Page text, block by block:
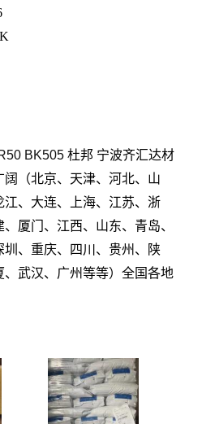
BK505 杜邦 宁波齐汇达材
（北京、天津、河北、山
江、大连、上海、江苏、浙
厦门、江西、山东、青岛、
、重庆、四川、贵州、陕
、武汉、广州等等）全国各地